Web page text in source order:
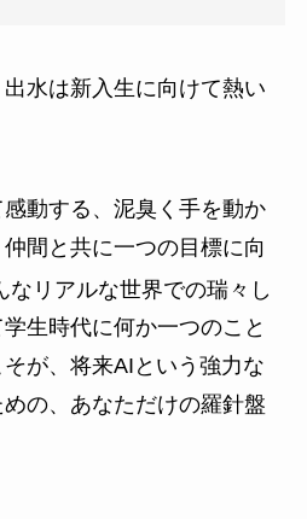
水は新入生に向けて熱い
動する、泥臭く手を動か
間と共に一つの目標に向
なリアルな世界での瑞々し
生時代に何か一つのこと
が、将来AIという強力な
の、あなただけの羅針盤